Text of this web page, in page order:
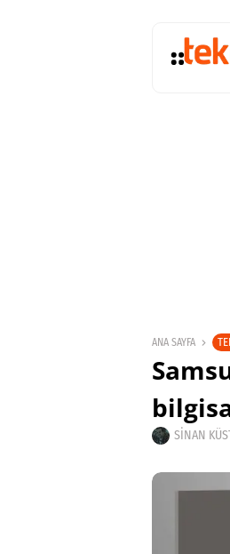
ANA SAYFA
SINAN